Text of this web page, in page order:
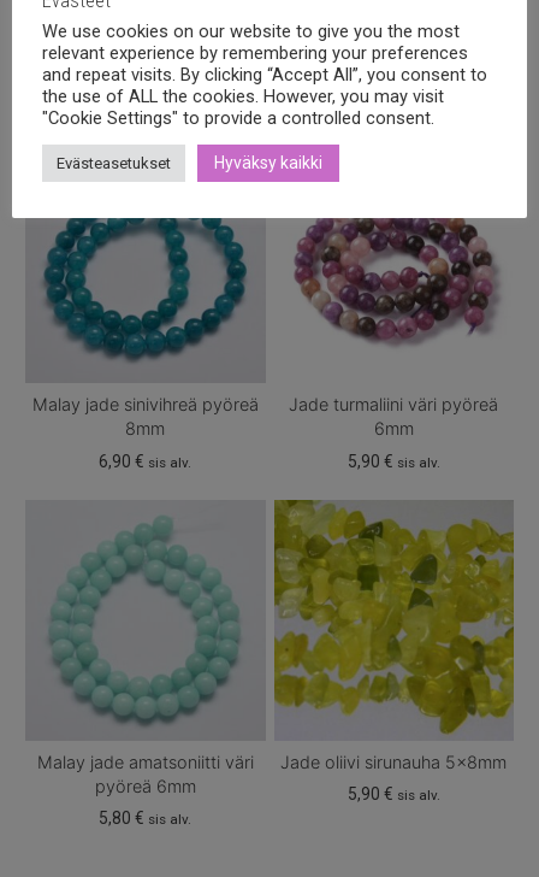
Tutustu myös
Malay jade sinivihreä pyöreä
8mm
6,90€ sis alv.
Jade turmaliini väri pyöreä
6mm
5,90 € sis alv.
Malay jade amatsoniitti väri
pyöreä 6mm
5,80€ sis alv.
Jade oliivi sirunauha 5x8mm
5,90 € sis alv.
We use cookies on our website to give you the most
relevant experience by remembering your preferences
and repeat visits. By clicking “Accept All”, you consent to
the use of ALL the cookies. However, you may visit
"Cookie Settings" to provide a controlled consent.
Evästeasetukset Hyväksy kaikki